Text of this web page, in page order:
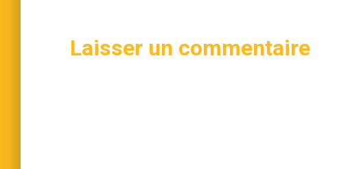
Laisser un commentaire